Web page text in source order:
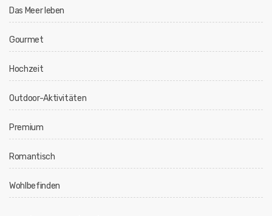
Das Meer leben
Gourmet
Hochzeit
Outdoor-Aktivitäten
Premium
Romantisch
Wohlbefinden